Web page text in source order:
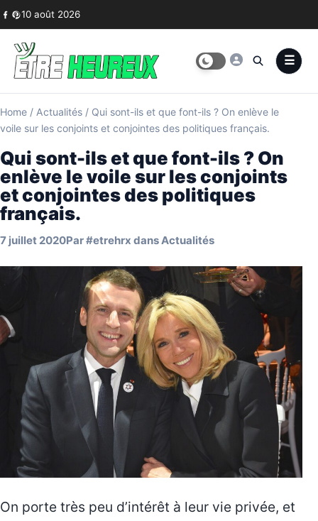
Skip to content
10 août 2026
Home / Actualités / Qui sont-ils et que font-ils ? On enlève le
voile sur les conjoints et conjointes des politiques français.
Qui sont-ils et que font-ils ? On
enlève le voile sur les conjoints
et conjointes des politiques
français.
7 juillet 2020Par#etrehrx dansActualités
On porte très peu d’intérêt à leur vie privée, et